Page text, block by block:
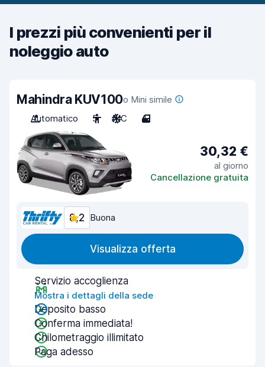
I prezzi più convenienti per il
noleggio auto
Mahindra KUV100o Mini simile
Automatico
5 A/C 4
30,32 €
al giorno
Cancellazione gratuita
8,2 Buona
Visualizza offerta
Servizio accoglienza
Mostra i dettagli della sede
Deposito basso
Conferma immediata!
Chilometraggio illimitato
Paga adesso